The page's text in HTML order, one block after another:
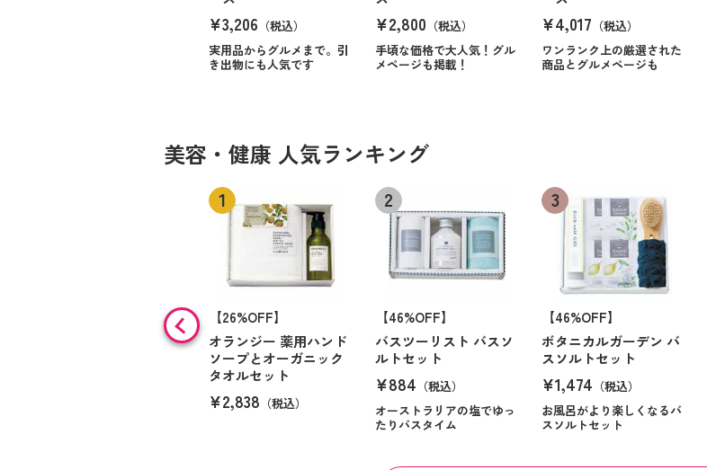
¥3,206 （税込）
実用品からグルメまで。引
き出物にも人気です
¥2,800 （税込）
手頃な価格で大人気！グル
メページも掲載！
¥4,017 （税込）
ワンランク上の厳選された
商品とグルメページも
美容・健康 人気ランキング
【26%OFF】
オランジー 薬用ハンド
ソープとオーガニック
タオルセット
¥2,838 （税込）
【46%OFF】
バスツーリスト バスソ
ルトセット
¥884 （税込）
オーストラリアの塩でゆっ
たりバスタイム
【46%OFF】
ボタニカルガーデン バ
スソルトセット
¥1,474 （税込）
お風呂がより楽しくなるバ
スソルトセット